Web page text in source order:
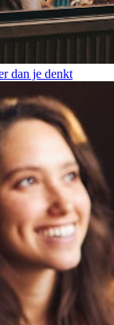
dan je denkt